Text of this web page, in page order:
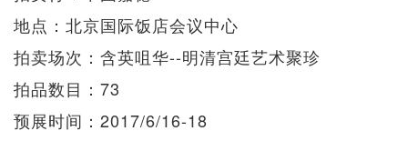
地点：北京国际饭店会议中心
拍卖场次：含英咀华--明清宫廷艺术聚珍
拍品数目：73
预展时间：2017/6/16-18